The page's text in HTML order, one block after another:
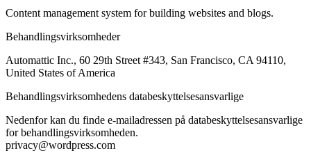
Content management system for building websites and blogs.
Behandlingsvirksomheder
Automattic Inc., 60 29th Street #343, San Francisco, CA 94110,
United States of America
Behandlingsvirksomhedens databeskyttelsesansvarlige
Nedenfor kan du finde e-mailadressen på databeskyttelsesansvarlige
for behandlingsvirksomheden.
privacy@wordpress.com